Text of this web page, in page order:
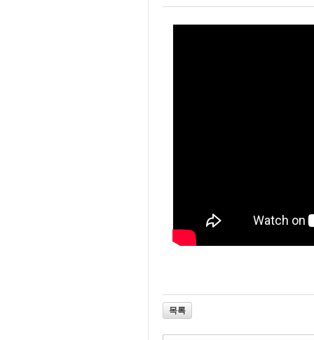
05-18 (고린도전서7) 고전4:1-8 판...
목록